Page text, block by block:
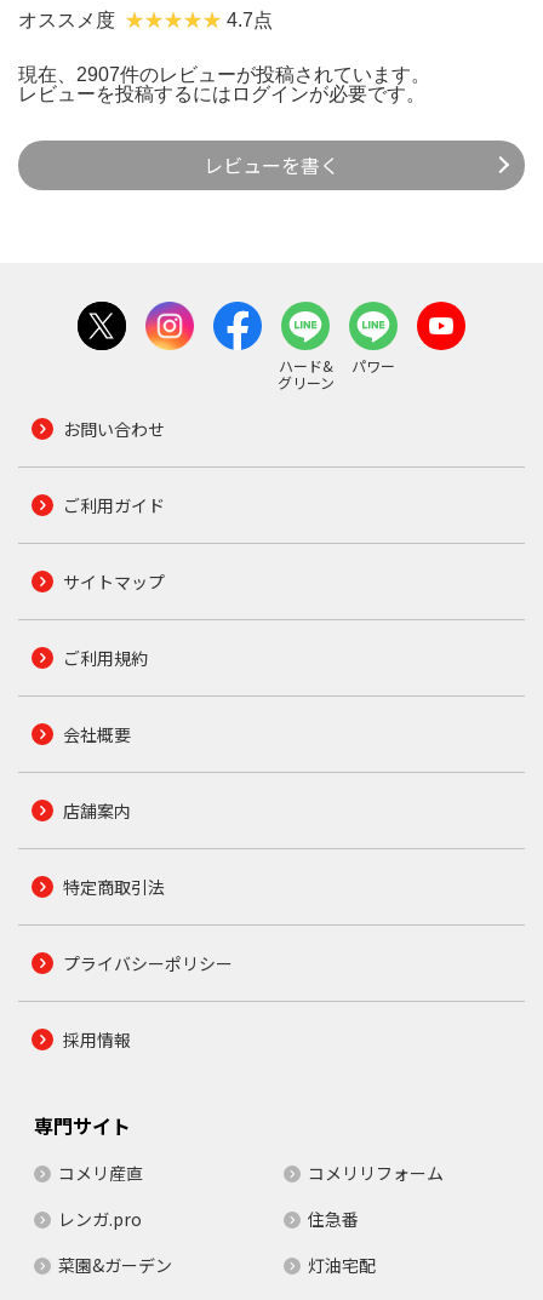
オススメ度 4.7点
現在、2907件のレビューが投稿されています。
レビューを投稿するには ログインが必要です。
レビューを書く
ハード&
グリーン
パワー
お問い合わせ
ご利用ガイド
サイトマップ
ご利用規約
会社概要
店舗案内
特定商取引法
プライバシーポリシー
採用情報
専門サイト
コメリ産直
コメリリフォーム
レンガ.pro
住急番
菜園&ガーデン
灯油宅配